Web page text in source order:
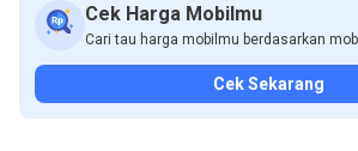
Cek Harga Mobilmu
Cari tau harga mobilmu berdasarkan
Cek Sekarang